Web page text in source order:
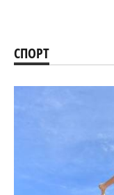
СПОРТ